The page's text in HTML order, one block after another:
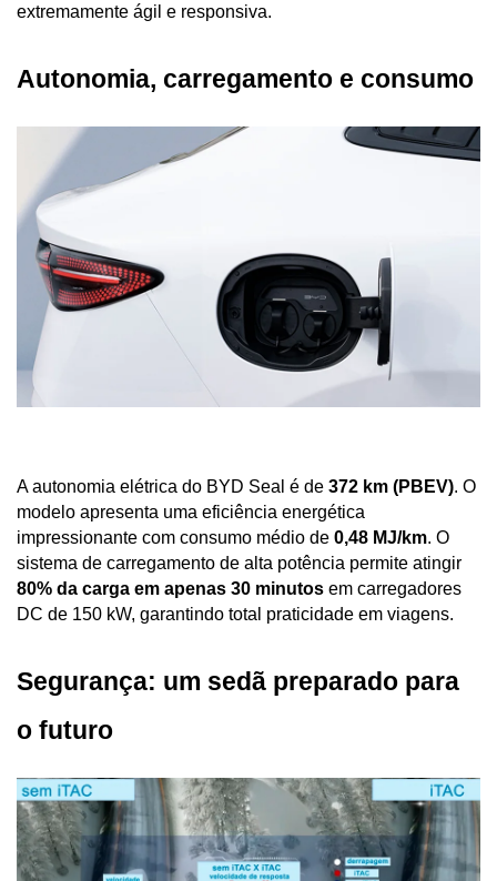
extremamente ágil e responsiva.
Autonomia, carregamento e consumo
A autonomia elétrica do BYD Seal é de 372 km (PBEV). O
modelo apresenta uma eficiência energética
impressionante com consumo médio de 0,48 MJ/km. O
80% da carga em apenas 30 minutos em carregadores
DC de 150 kW, garantindo total praticidade em viagens.
Segurança: um sedã preparado para
o futuro